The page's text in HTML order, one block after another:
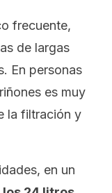
frecuente,
de largas
En personas
es muy
la filtración y
en un